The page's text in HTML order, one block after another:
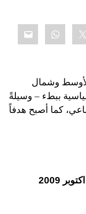
وشمال
ببطء – وسيلةً
كما أصبح هدفاً